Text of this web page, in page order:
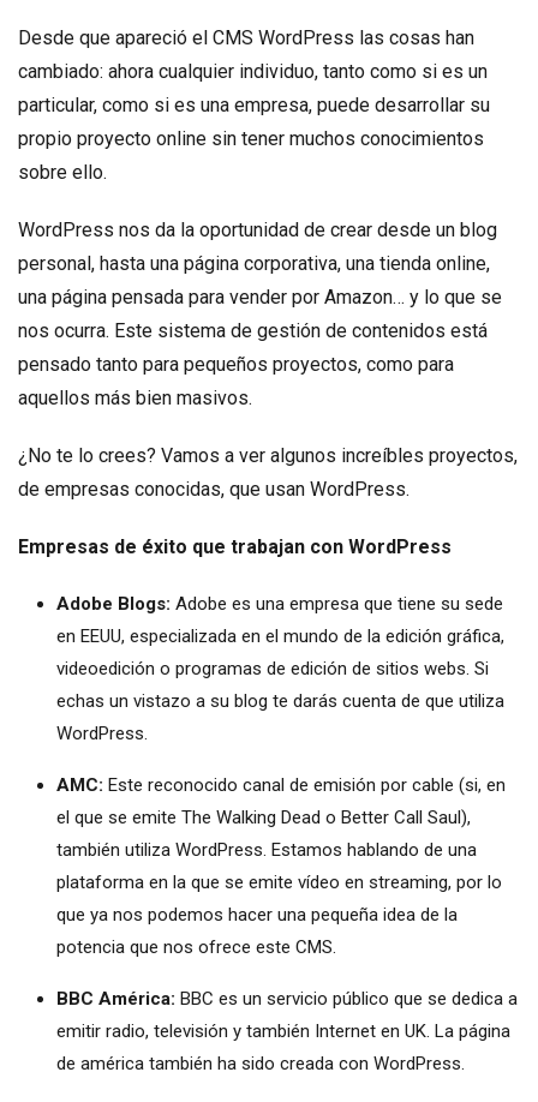
Desde que apareció el CMS WordPress las cosas han
cambiado: ahora cualquier individuo, tanto como si es un
particular, como si es una empresa, puede desarrollar su
propio proyecto online sin tener muchos conocimientos
sobre ello.
WordPress nos da la oportunidad de crear desde un blog
personal, hasta una página corporativa, una tienda online,
una página pensada para vender por Amazon… y lo que se
nos ocurra. Este sistema de gestión de contenidos está
pensado tanto para pequeños proyectos, como para
aquellos más bien masivos.
¿No te lo crees? Vamos a ver algunos increíbles proyectos,
de empresas conocidas, que usan WordPress.
Empresas de éxito que trabajan con WordPress
Adobe Blogs: Adobe es una empresa que tiene su sede
en EEUU, especializada en el mundo de la edición gráfica,
videoedición o programas de edición de sitios webs. Si
echas un vistazo a su blog te darás cuenta de que utiliza
WordPress.
AMC: Este reconocido canal de emisión por cable (si, en
el que se emite The Walking Dead o Better Call Saul),
también utiliza WordPress. Estamos hablando de una
plataforma en la que se emite vídeo en streaming, por lo
que ya nos podemos hacer una pequeña idea de la
potencia que nos ofrece este CMS.
BBC América: BBC es un servicio público que se dedica a
emitir radio, televisión y también Internet en UK. La página
de américa también ha sido creada con WordPress.